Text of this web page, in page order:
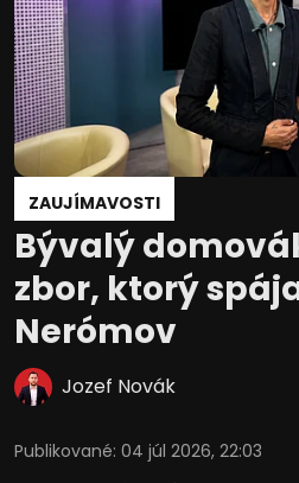
ZAUJÍMAVOSTI
Bývalý
zbor, ktorý
Nerómov
Jozef Novák
Publikované: 04 júl 2026, 22:03